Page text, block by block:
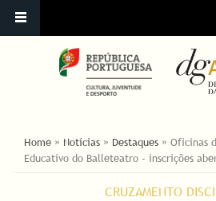
ESTÁ AQUI
Home » Notícias » Destaques » Oficinas
Educativo do Balleteatro - inscrições
CRUZAMENTO